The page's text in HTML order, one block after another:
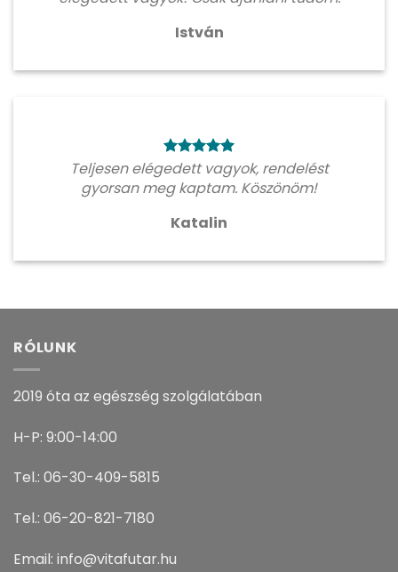
István
Teljesen elégedett vagyok, rendelést
gyorsan meg kaptam. Köszönöm!
Katalin
RÓLUNK
2019 óta az egészség szolgálatában
H-P: 9:00-14:00
Tel.: 06-30-409-5815
Tel.: 06-20-821-7180
Email: info@vitafutar.hu